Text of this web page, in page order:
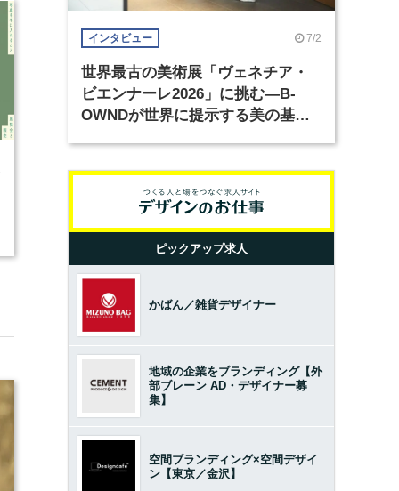
インタビュー 7/2
世界最古の美術展「ヴェネチア・
ビエンナーレ2026」に挑む―B-
OWNDが世界に提示する美の基準
ピックアップ求人
かばん／雑貨デザイナー
地域の企業をブランディング【外
部ブレーン AD・デザイナー募
集】
空間ブランディング×空間デザイ
ン【東京／金沢】